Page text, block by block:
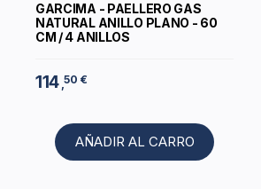
GARCIMA - PAELLERO GAS
NATURAL ANILLO PLANO - 60
CM / 4 ANILLOS
114 ,50 €
AÑADIR AL CARRO